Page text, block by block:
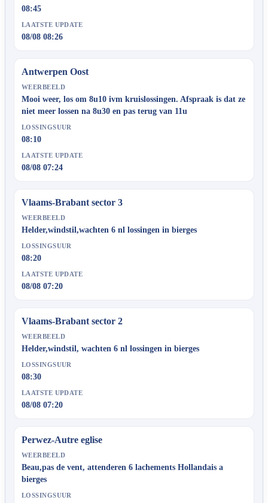
08:45
LAATSTE UPDATE
08/08 08:26
Antwerpen Oost
WEERBEELD
Mooi weer, los om 8u10 ivm kruislossingen. Afspraak is dat ze
niet meer lossen na 8u30 en pas terug van 11u
LOSSINGSUUR
08:10
LAATSTE UPDATE
08/08 07:24
Vlaams-Brabant sector 3
WEERBEELD
Helder,windstil,wachten 6 nl lossingen in bierges
LOSSINGSUUR
08:20
LAATSTE UPDATE
08/08 07:20
Vlaams-Brabant sector 2
WEERBEELD
Helder,windstil, wachten 6 nl lossingen in bierges
LOSSINGSUUR
08:30
LAATSTE UPDATE
08/08 07:20
Perwez-Autre eglise
WEERBEELD
Beau,pas de vent, attenderen 6 lachements Hollandais a
bierges
LOSSINGSUUR